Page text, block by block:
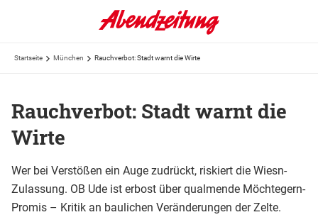
Startseite München Rauchverbot: Stadt warnt die Wirte
Rauchverbot: Stadt warnt die
Wirte
Wer bei Verstößen ein Auge zudrückt, riskiert die Wiesn-
Zulassung. OB Ude ist erbost über qualmende Möchtegern-
Promis – Kritik an baulichen Veränderungen der Zelte.